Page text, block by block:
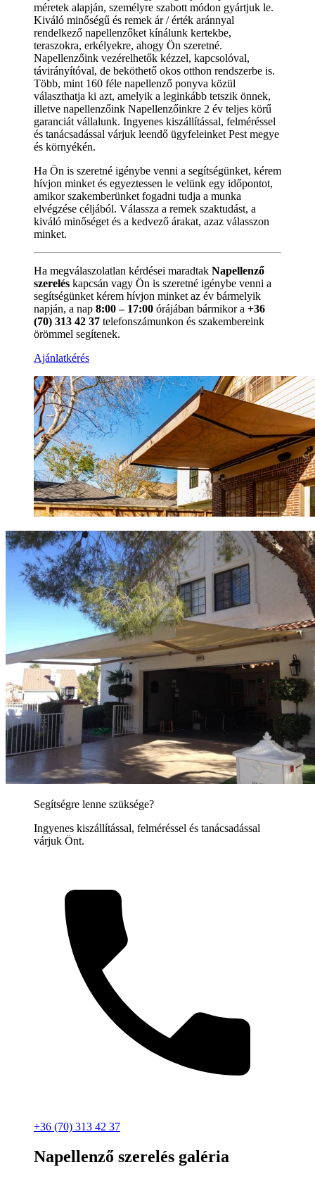
méretek alapján, személyre szabott módon gyártjuk le.
Kiváló minőségű és remek ár / érték aránnyal
rendelkező napellenzőket kínálunk kertekbe,
teraszokra, erkélyekre, ahogy Ön szeretné.
Napellenzőink vezérelhetők kézzel, kapcsolóval,
távirányítóval, de beköthető okos otthon rendszerbe is.
Több, mint 160 féle napellenző ponyva közül
választhatja ki azt, amelyik a leginkább tetszik önnek,
illetve napellenzőink Napellenzőinkre 2 év teljes körű
garanciát vállalunk. Ingyenes kiszállítással, felméréssel
és tanácsadással várjuk leendő ügyfeleinket Pest megye
és környékén.
Ha Ön is szeretné igénybe venni a segítségünket, kérem
hívjon minket és egyeztessen le velünk egy időpontot,
amikor szakemberünket fogadni tudja a munka
elvégzése céljából. Válassza a remek szaktudást, a
kiváló minőséget és a kedvező árakat, azaz válasszon
minket.
Ha megválaszolatlan kérdései maradtak Napellenző
szerelés kapcsán vagy Ön is szeretné igénybe venni a
segítségünket kérem hívjon minket az év bármelyik
napján, a nap 8:00 – 17:00 órájában bármikor a +36
(70) 313 42 37 telefonszámunkon és szakembereink
örömmel segítenek.
Ajánlatkérés
Segítségre lenne szüksége?
Ingyenes kiszállítással, felméréssel és tanácsadással
várjuk Önt.
+36 (70) 313 42 37
Napellenző szerelés galéria